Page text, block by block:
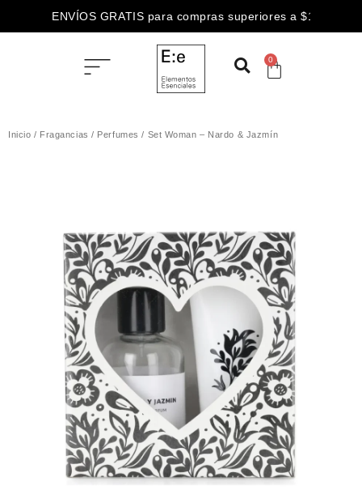
ENVÍOS GRATIS para compras superiores a $100.000
0
Inicio / Fragancias / Perfumes / Set Woman – Nardo & Jazmín